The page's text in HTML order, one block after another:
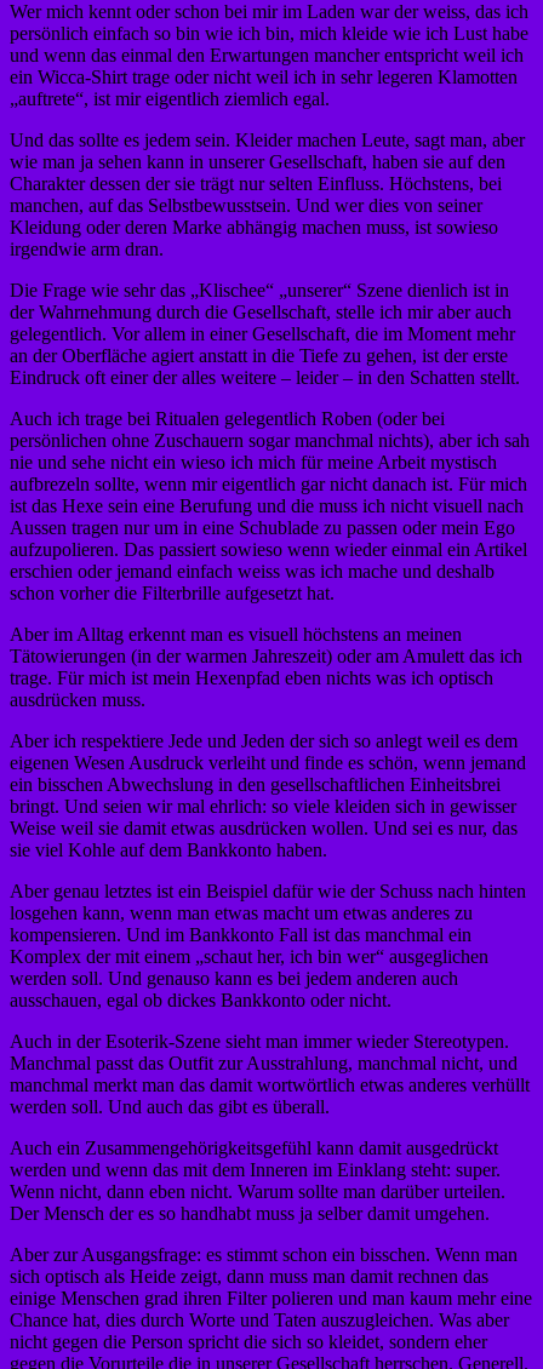
Wer mich kennt oder schon bei mir im Laden war der weiss, das ich
persönlich einfach so bin wie ich bin, mich kleide wie ich Lust habe
und wenn das einmal den Erwartungen mancher entspricht weil ich
ein Wicca-Shirt trage oder nicht weil ich in sehr legeren Klamotten
„auftrete“, ist mir eigentlich ziemlich egal.
Und das sollte es jedem sein. Kleider machen Leute, sagt man, aber
wie man ja sehen kann in unserer Gesellschaft, haben sie auf den
Charakter dessen der sie trägt nur selten Einfluss. Höchstens, bei
manchen, auf das Selbstbewusstsein. Und wer dies von seiner
Kleidung oder deren Marke abhängig machen muss, ist sowieso
irgendwie arm dran.
Die Frage wie sehr das „Klischee“ „unserer“ Szene dienlich ist in
der Wahrnehmung durch die Gesellschaft, stelle ich mir aber auch
gelegentlich. Vor allem in einer Gesellschaft, die im Moment mehr
an der Oberfläche agiert anstatt in die Tiefe zu gehen, ist der erste
Eindruck oft einer der alles weitere – leider – in den Schatten stellt.
Auch ich trage bei Ritualen gelegentlich Roben (oder bei
persönlichen ohne Zuschauern sogar manchmal nichts), aber ich sah
nie und sehe nicht ein wieso ich mich für meine Arbeit mystisch
aufbrezeln sollte, wenn mir eigentlich gar nicht danach ist. Für mich
ist das Hexe sein eine Berufung und die muss ich nicht visuell nach
Aussen tragen nur um in eine Schublade zu passen oder mein Ego
aufzupolieren. Das passiert sowieso wenn wieder einmal ein Artikel
erschien oder jemand einfach weiss was ich mache und deshalb
schon vorher die Filterbrille aufgesetzt hat.
Aber im Alltag erkennt man es visuell höchstens an meinen
Tätowierungen (in der warmen Jahreszeit) oder am Amulett das ich
trage. Für mich ist mein Hexenpfad eben nichts was ich optisch
ausdrücken muss.
Aber ich respektiere Jede und Jeden der sich so anlegt weil es dem
eigenen Wesen Ausdruck verleiht und finde es schön, wenn jemand
ein bisschen Abwechslung in den gesellschaftlichen Einheitsbrei
bringt. Und seien wir mal ehrlich: so viele kleiden sich in gewisser
Weise weil sie damit etwas ausdrücken wollen. Und sei es nur, das
sie viel Kohle auf dem Bankkonto haben.
Aber genau letztes ist ein Beispiel dafür wie der Schuss nach hinten
losgehen kann, wenn man etwas macht um etwas anderes zu
kompensieren. Und im Bankkonto Fall ist das manchmal ein
Komplex der mit einem „schaut her, ich bin wer“ ausgeglichen
werden soll. Und genauso kann es bei jedem anderen auch
ausschauen, egal ob dickes Bankkonto oder nicht.
Auch in der Esoterik-Szene sieht man immer wieder Stereotypen.
Manchmal passt das Outfit zur Ausstrahlung, manchmal nicht, und
manchmal merkt man das damit wortwörtlich etwas anderes verhüllt
werden soll. Und auch das gibt es überall.
Auch ein Zusammengehörigkeitsgefühl kann damit ausgedrückt
werden und wenn das mit dem Inneren im Einklang steht: super.
Wenn nicht, dann eben nicht. Warum sollte man darüber urteilen.
Der Mensch der es so handhabt muss ja selber damit umgehen.
Aber zur Ausgangsfrage: es stimmt schon ein bisschen. Wenn man
sich optisch als Heide zeigt, dann muss man damit rechnen das
einige Menschen grad ihren Filter polieren und man kaum mehr eine
Chance hat, dies durch Worte und Taten auszugleichen. Was aber
nicht gegen die Person spricht die sich so kleidet, sondern eher
gegen die Vorurteile die in unserer Gesellschaft herrschen. Generell.